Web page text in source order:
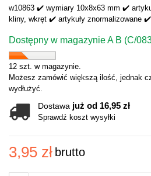
w10863 ✔️ wymiary 10x8x63 mm ✔️
kliny, wkręt ✔️ artykuły znormalizowane
Dostępny w magazynie A B (C/
12 szt. w magazynie.
Możesz zamówić większą ilość, jednak
wydłużyć.
Dostawa już od 16,95 zł
Sprawdź koszt wysyłki
3,95 zł brutto